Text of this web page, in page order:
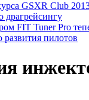
GSXR Club
FIT Tuner Pro
пилотов